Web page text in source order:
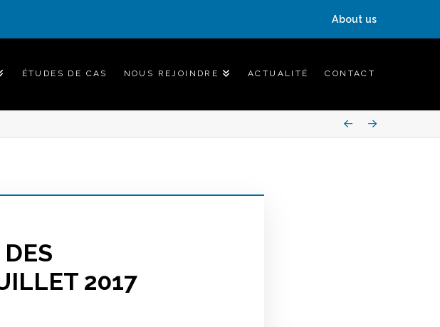
About us
ÉTUDES DE CAS NOUS REJOINDRE ACTUALITÉ CONTACT
Prev Next
2017